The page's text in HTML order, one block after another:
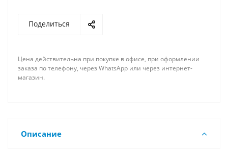
Поделиться
Цена действительна при покупке в офисе, при оформлении
заказа по телефону, через WhatsApp или через интернет-
магазин.
Описание